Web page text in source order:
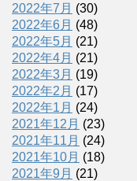
2022年7月 (30)
2022年6月 (48)
2022年5月 (21)
2022年4月 (21)
2022年3月 (19)
2022年2月 (17)
2022年1月 (24)
2021年12月 (23)
2021年11月 (24)
2021年10月 (18)
2021年9月 (21)